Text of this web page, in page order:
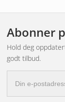
Annen/
5 års garanti
Beregnet
Abonner
Hold deg
godt tilbud.
postadresse